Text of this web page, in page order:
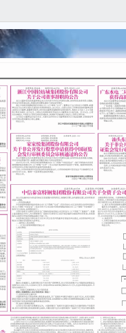
股
中
第
本
任何
容的
一
中